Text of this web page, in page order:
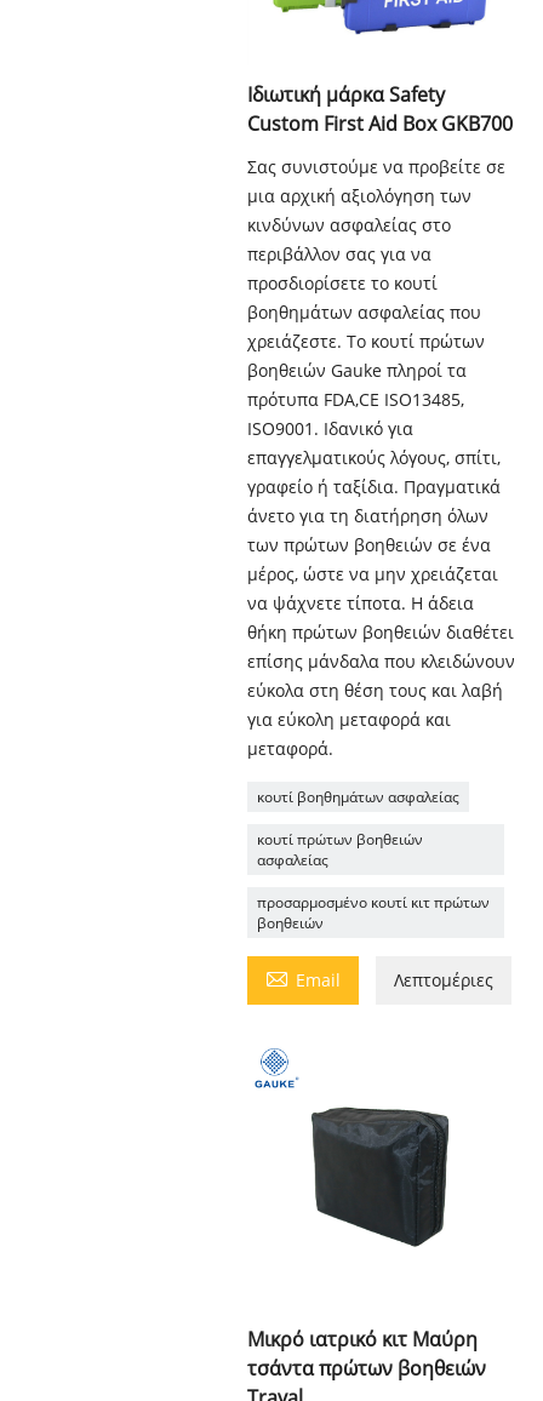
Ιδιωτική μάρκα Safety
Custom First Aid Box GKB700
Σας συνιστούμε να προβείτε σε
μια αρχική αξιολόγηση των
κινδύνων ασφαλείας στο
περιβάλλον σας για να
προσδιορίσετε το κουτί
βοηθημάτων ασφαλείας που
χρειάζεστε. Το κουτί πρώτων
βοηθειών Gauke πληροί τα
πρότυπα FDA,CE ISO13485,
ISO9001. Ιδανικό για
επαγγελματικούς λόγους, σπίτι,
γραφείο ή ταξίδια. Πραγματικά
άνετο για τη διατήρηση όλων
των πρώτων βοηθειών σε ένα
μέρος, ώστε να μην χρειάζεται
να ψάχνετε τίποτα. Η άδεια
θήκη πρώτων βοηθειών διαθέτει
επίσης μάνδαλα που κλειδώνουν
εύκολα στη θέση τους και λαβή
για εύκολη μεταφορά και
μεταφορά.
κουτί βοηθημάτων ασφαλείας
κουτί πρώτων βοηθειών
ασφαλείας
προσαρμοσμένο κουτί κιτ πρώτων
βοηθειών
 Email Λεπτομέριες
Μικρό ιατρικό κιτ Μαύρη
τσάντα πρώτων βοηθειών